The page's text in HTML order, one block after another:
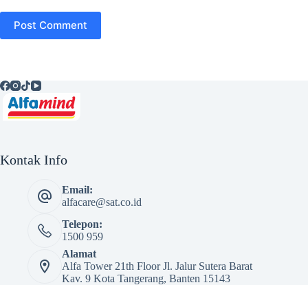
Post Comment
Kontak Info
Email:
alfacare@sat.co.id
Telepon:
1500 959
Alamat
Alfa Tower 21th Floor Jl. Jalur Sutera Barat
Kav. 9 Kota Tangerang, Banten 15143